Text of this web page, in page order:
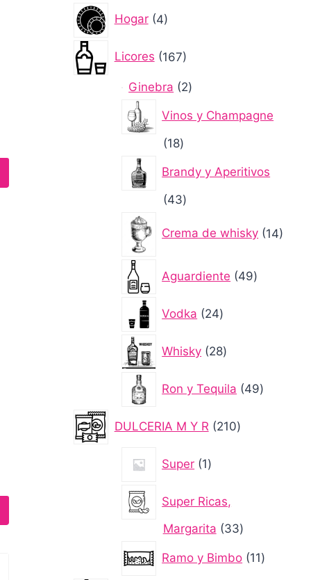
Hogar
4
4
productos
Licores
167
167
productos
Ginebra
22
Vinos y Champagne
1818
Brandy y Aperitivos
4343
Crema de whisky 14
Aguardiente 49
productos
Vodka
24
productos
Whisky 28
productos
Ron y Tequila
49
productos
DULCERIA M Y R 210
productos
Super 1
producto
Super Ricas,
Margarita 3333
Ramo y Bimbo 11
productos